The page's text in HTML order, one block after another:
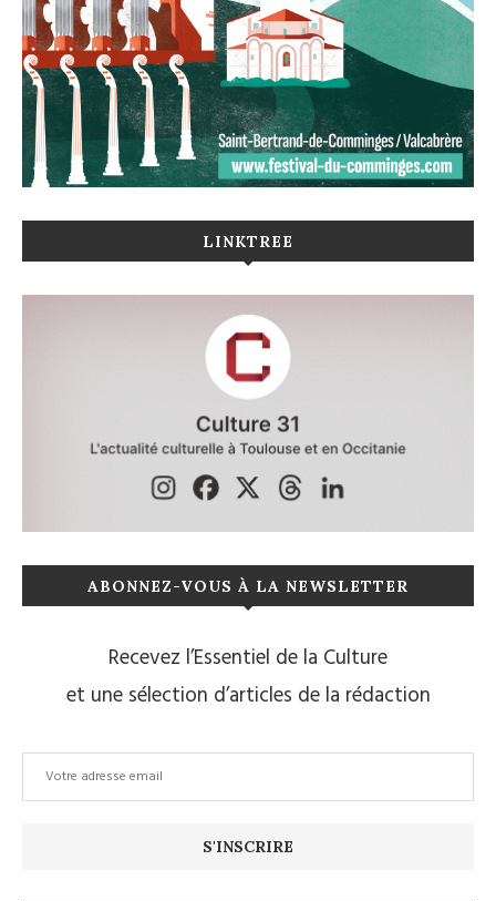
LINKTREE
ABONNEZ-VOUS À LA NEWSLETTER
Recevez l’Essentiel de la Culture
et une sélection d’articles de la rédaction